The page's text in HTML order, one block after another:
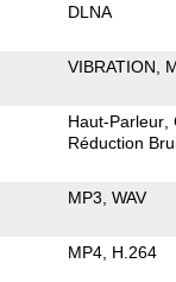
DLNA
VIBRATION
Haut-Parleur
Réduction
MP3 WAV
MP4 H.264